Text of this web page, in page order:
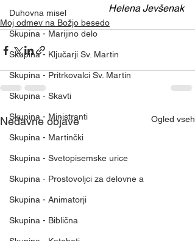
Duhovna misel
Skupina - Marijino delo
Skupina - Ključarji Sv. Martin
Skupina - Pritrkovalci Sv. Martin
Skupina - Skavti
Skupina - Ministranti
Skupina - Martinčki
Skupina - Svetopisemske urice
Skupina - Prostovoljci za delovne a
Skupina - Animatorji
Skupina - Biblična
Helena Jevšenak
Moj odmev na Božjo besedo
Nedavne objave Ogled vseh